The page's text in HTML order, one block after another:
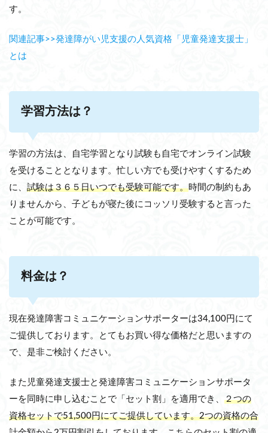
す。
関連記事>>発達障がい児支援の人気資格「児童発達支援士」
とは
学習方法は？
学習の方法は、自宅学習となり試験も自宅でオンライン試験
を受けることとなります。忙しい方でも受けやすくするため
に、 試験は３６５日いつでも受験可能です。時間の制約もあ
りませんから、子どもが寝た後にコッソリ受験すると言った
ことが可能です。
料金は？
現在発達障害コミュニケーションサポーターは34,100円にて
ご提供しております。とてもお買い得な価格だと思いますの
で、是非ご検討ください。
また児童発達支援士と発達障害コミュニケーションサポータ
ーを同時に申し込むことで「セット割」を適用でき、 ２つの
資格セットで51,500円にてご提供しています。2つの資格の合